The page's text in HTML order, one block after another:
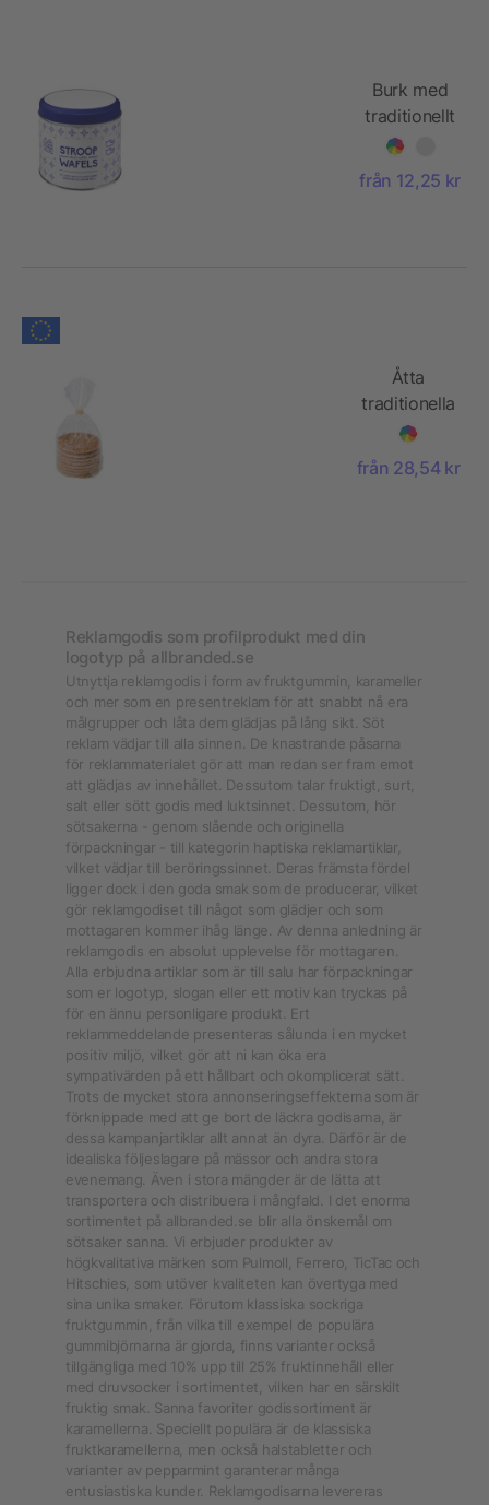
Burk med
traditionellt
mönster
holländska
från 12,25 kr
Åtta
traditionella
holländska
från 28,54 kr
Reklamgodis som profilprodukt med din
logotyp på allbranded.se
Utnyttja reklamgodis i form av fruktgummin, karameller
och mer som en presentreklam för att snabbt nå era
målgrupper och låta dem glädjas på lång sikt. Söt
reklam vädjar till alla sinnen. De knastrande påsarna
för reklammaterialet gör att man redan ser fram emot
att glädjas av innehållet. Dessutom talar fruktigt, surt,
salt eller sött godis med luktsinnet. Dessutom, hör
sötsakerna - genom slående och originella
förpackningar - till kategorin haptiska reklamartiklar,
vilket vädjar till beröringssinnet. Deras främsta fördel
ligger dock i den goda smak som de producerar, vilket
gör reklamgodiset till något som glädjer och som
mottagaren kommer ihåg länge. Av denna anledning är
reklamgodis en absolut upplevelse för mottagaren.
Alla erbjudna artiklar som är till salu har förpackningar
som er logotyp, slogan eller ett motiv kan tryckas på
för en ännu personligare produkt. Ert
reklammeddelande presenteras sålunda i en mycket
positiv miljö, vilket gör att ni kan öka era
sympativärden på ett hållbart och okomplicerat sätt.
Trots de mycket stora annonseringseffekterna som är
förknippade med att ge bort de läckra godisarna, är
dessa kampanjartiklar allt annat än dyra. Därför är de
idealiska följeslagare på mässor och andra stora
evenemang. Även i stora mängder är de lätta att
transportera och distribuera i mångfald. I det enorma
sortimentet på allbranded.se blir alla önskemål om
sötsaker sanna. Vi erbjuder produkter av
högkvalitativa märken som Pulmoll, Ferrero, TicTac och
Hitschies, som utöver kvaliteten kan övertyga med
sina unika smaker. Förutom klassiska sockriga
fruktgummin, från vilka till exempel de populära
gummibjörnarna är gjorda, finns varianter också
tillgängliga med 10% upp till 25% fruktinnehåll eller
med druvsocker i sortimentet, vilken har en särskilt
fruktig smak. Sanna favoriter godissortiment är
karamellerna. Speciellt populära är de klassiska
fruktkaramellerna, men också halstabletter och
varianter av pepparmint garanterar många
entusiastiska kunder. Reklamgodisarna levereras